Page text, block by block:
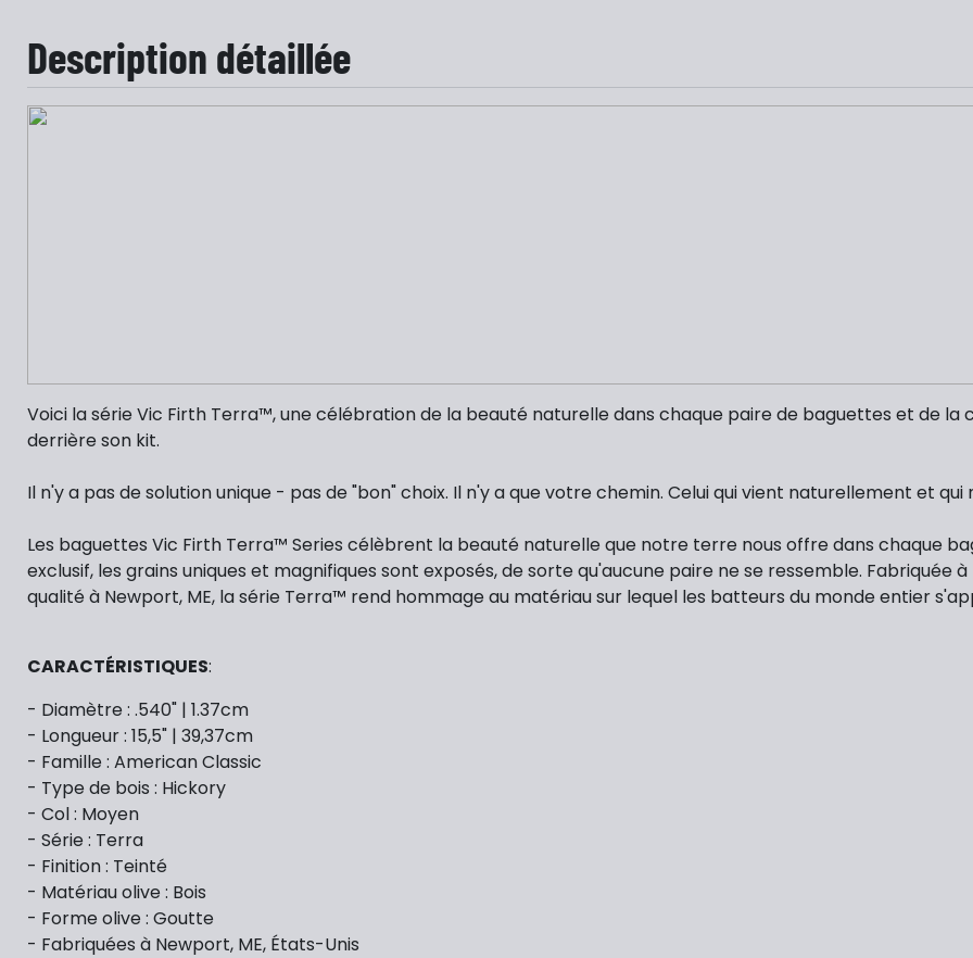
Description détaillée
Voici la série Vic Firth Terra™, une célébration de la beauté naturelle dans chaque paire de baguettes et de
derrière son kit.
Il n'y a pas de solution unique - pas de "bon" choix. Il n'y a que votre chemin. Celui qui vient naturellement et
Les baguettes Vic Firth Terra™ Series célèbrent la beauté naturelle que notre terre nous offre dans chaque
exclusif, les grains uniques et magnifiques sont exposés, de sorte qu'aucune paire ne se ressemble.
qualité à Newport, ME, la série Terra™ rend hommage au matériau sur lequel les batteurs du monde entier
CARACTÉRISTIQUES:
- Diamètre : .540" | 1.37cm
- Longueur : 15,5" | 39,37cm
- Famille : American Classic
- Type de bois : Hickory
- Col : Moyen
- Série : Terra
- Finition : Teinté
- Matériau olive : Bois
- Forme olive : Goutte
- Fabriquées à Newport, ME, États-Unis